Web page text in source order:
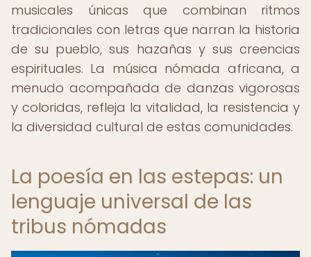
musicales únicas que combinan ritmos
tradicionales con letras que narran la historia
de su pueblo, sus hazañas y sus creencias
espirituales. La música nómada africana, a
menudo acompañada de danzas vigorosas
y coloridas, refleja la vitalidad, la resistencia y
la diversidad cultural de estas comunidades.
La poesía en las estepas: un
lenguaje universal de las
tribus nómadas